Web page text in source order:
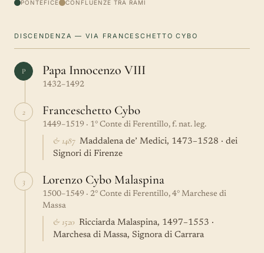
PONTEFICE CONFLUENZE TRA RAMI
DISCENDENZA — VIA FRANCESCHETTO CYBO
P Papa Innocenzo VIII
1432–1492
2 Franceschetto Cybo
1449–1519 · 1° Conte di Ferentillo, f. nat. leg.
& 1487 Maddalena de’ Medici, 1473–1528 · dei
Signori di Firenze
3 Lorenzo Cybo Malaspina
1500–1549 · 2° Conte di Ferentillo, 4° Marchese di
Massa
& 1520 Ricciarda Malaspina, 1497–1553 ·
Marchesa di Massa, Signora di Carrara